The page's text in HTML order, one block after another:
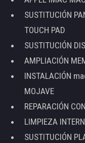
SUSTITUCIÓN
TOUCH PAD
SUSTITUCIÓN
AMPLIACIÓN
INSTALACIÓN
MOJAVE
REPARACIÓN
LIMPIEZA
SUSTITUCIÓN